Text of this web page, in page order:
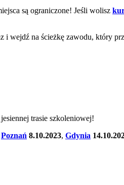
są ograniczone! Jeśli wolisz
wejdź na ścieżkę zawodu, który
trasie szkoleniowej!
Poznań 8.10.2023, Gdynia